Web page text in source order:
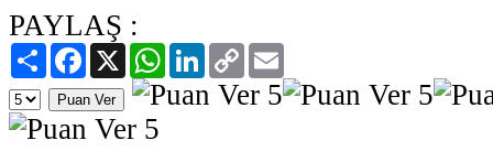
PAYLAŞ :
PaylaşFacebook
X WhatsAppLinkedIn
Copy
Link